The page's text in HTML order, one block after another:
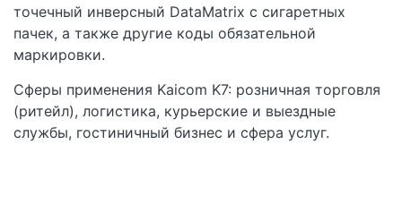
точечный инверсный DataMatrix с сигаретных
пачек, а также другие коды обязательной
маркировки.
Сферы применения Kaicom K7: розничная торговля
(ритейл), логистика, курьерские и выездные
службы, гостиничный бизнес и сфера услуг.